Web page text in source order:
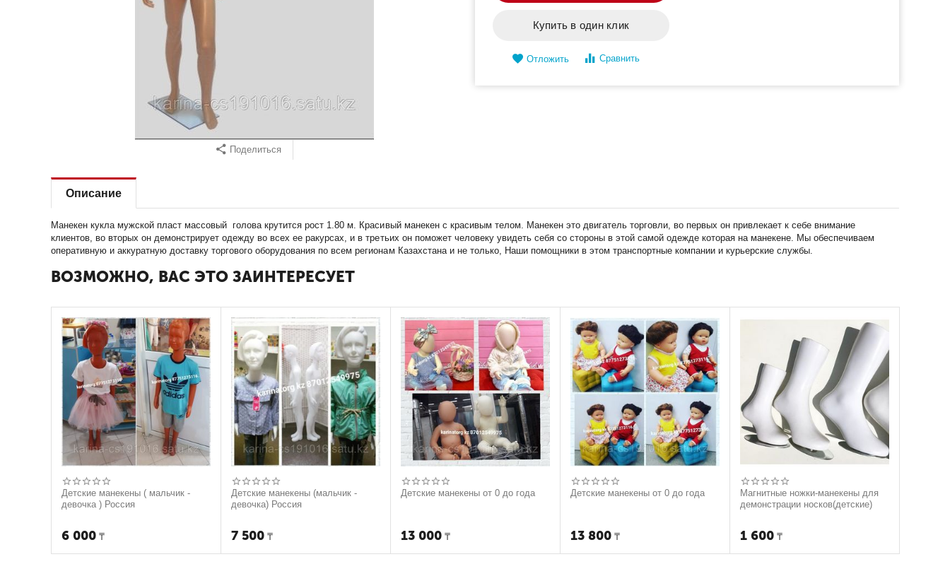
Поделиться
Купить в один клик
Отложить Сравнить
Описание
Манекен кукла мужской пласт массовый голова крутится рост 1.80 м. Красивый манекен с красивым телом. Манекен это двигатель торговли, во первых он привлекает к себе внимание
клиентов, во вторых он демонстрирует одежду во всех ее ракурсах, и в третьих он поможет человеку увидеть себя со стороны в этой самой одежде которая на манекене. Мы обеспечиваем
оперативную и аккуратную доставку торгового оборудования по всем регионам Казахстана и не только, Наши помощники в этом транспортные компании и курьерские службы.
ВОЗМОЖНО, ВАС ЭТО ЗАИНТЕРЕСУЕТ
Детские манекены ( мальчик -
девочка ) Россия
6 000 ₸
Детские манекены (мальчик -
девочка) Россия
7 500 ₸
Детские манекены от 0 до года
13 000 ₸
Детские манекены от 0 до года
13 800 ₸
Магнитные ножки-манекены для
демонстрации носков(детские)
1 600 ₸